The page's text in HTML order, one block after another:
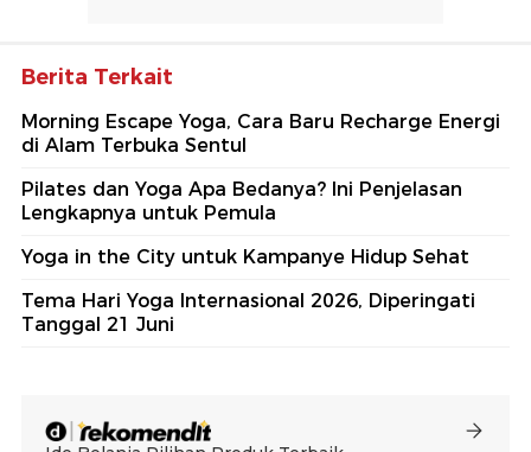
Berita Terkait
Morning Escape Yoga, Cara Baru Recharge Energi
di Alam Terbuka Sentul
Pilates dan Yoga Apa Bedanya? Ini Penjelasan
Lengkapnya untuk Pemula
Yoga in the City untuk Kampanye Hidup Sehat
Tema Hari Yoga Internasional 2026, Diperingati
Tanggal 21 Juni